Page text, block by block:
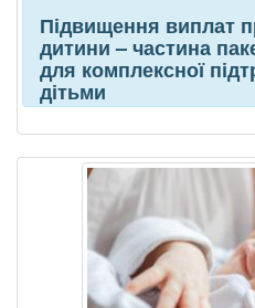
Підвищення виплат
дитини – частина
для комплексної
дітьми